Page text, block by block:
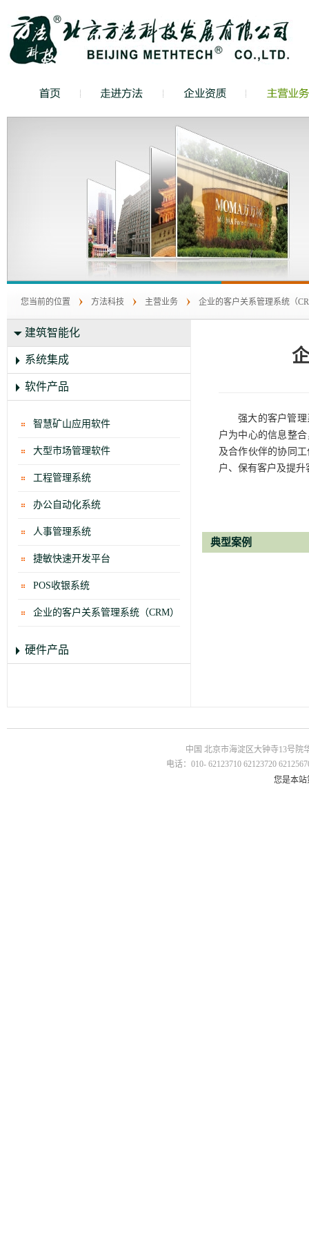
您当前的位置 方法科技 主营业务 企业的客户关系管理系统（
强大的客户管
户为中心的信息整
及合作伙伴的协同
户、保有客户及提
典型案例
建筑智能化
系统集成
软件产品
智慧矿山应用软件
大型市场管理软件
工程管理系统
办公自动化系统
人事管理系统
捷敏快速开发平台
POS收银系统
企业的客户关系管理系统（CRM）
硬件产品
中国 北京市海淀区大钟寺13号院
电话：010- 62123710 62123720
您是本